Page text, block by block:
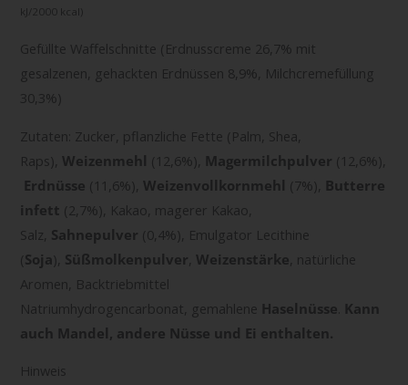
kJ/2000 kcal)
Gefüllte Waffelschnitte (Erdnusscreme 26,7% mit
gesalzenen, gehackten Erdnüssen 8,9%, Milchcremefüllung
30,3%)
Zutaten: Zucker, pflanzliche Fette (Palm, Shea,
Raps), Weizenmehl (12,6%), Magermilchpulver (12,6%),
Erdnüsse (11,6%), Weizenvollkornmehl (7%), Butterre
infett (2,7%), Kakao, magerer Kakao,
Salz, Sahnepulver (0,4%), Emulgator Lecithine
( Soja), Süßmolkenpulver Weizenstärke , natürliche
Aromen, Backtriebmittel
Natriumhydrogencarbonat, gemahlene Haselnüsse Kann
auch Mandel, andere Nüsse und Ei enthalten.
Hinweis